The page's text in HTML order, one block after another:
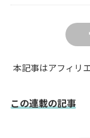
本記事はアフィリ
この連載の記事